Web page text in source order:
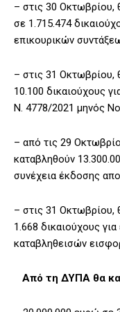
– στις 30 Οκτωβρίου,
σε 1.715.474
επικουρικών
– στις 31 Οκτωβρίου,
10.100 δικαιούχους
Ν. 4778/2021 μηνός
– από τις 29
καταβληθούν
συνέχεια έκδοσης
– στις 31 Οκτωβρίου,
1.668 δικαιούχους
καταβληθεισών
Από τη ΔΥΠΑ θα